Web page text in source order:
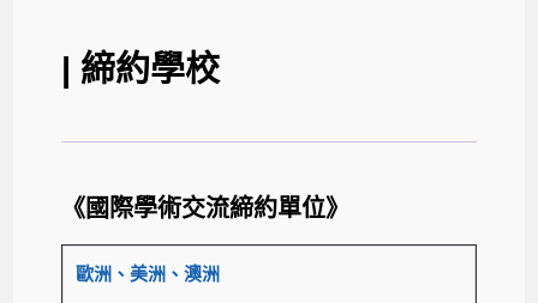
| 締約學校
《國際學術交流締約單位》
歐洲、美洲、澳洲